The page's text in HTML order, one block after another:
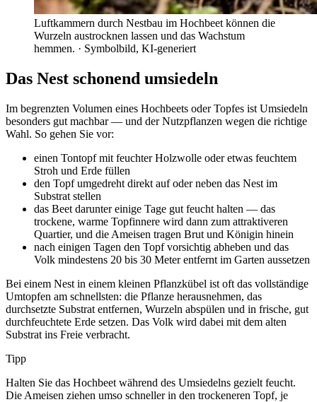
Luftkammern durch Nestbau im Hochbeet können die
Wurzeln austrocknen lassen und das Wachstum
hemmen. · Symbolbild, KI-generiert
Das Nest schonend umsiedeln
Im begrenzten Volumen eines Hochbeets oder Topfes ist Umsiedeln
besonders gut machbar — und der Nutzpflanzen wegen die richtige
Wahl. So gehen Sie vor:
einen Tontopf mit feuchter Holzwolle oder etwas feuchtem
Stroh und Erde füllen
den Topf umgedreht direkt auf oder neben das Nest im
Substrat stellen
das Beet darunter einige Tage gut feucht halten — das
trockene, warme Topfinnere wird dann zum attraktiveren
Quartier, und die Ameisen tragen Brut und Königin hinein
nach einigen Tagen den Topf vorsichtig abheben und das
Volk mindestens 20 bis 30 Meter entfernt im Garten aussetzen
Bei einem Nest in einem kleinen Pflanzkübel ist oft das vollständige
Umtopfen am schnellsten: die Pflanze herausnehmen, das
durchsetzte Substrat entfernen, Wurzeln abspülen und in frische, gut
durchfeuchtete Erde setzen. Das Volk wird dabei mit dem alten
Substrat ins Freie verbracht.
Tipp
Halten Sie das Hochbeet während des Umsiedelns gezielt feucht.
Die Ameisen ziehen umso schneller in den trockeneren Topf, je